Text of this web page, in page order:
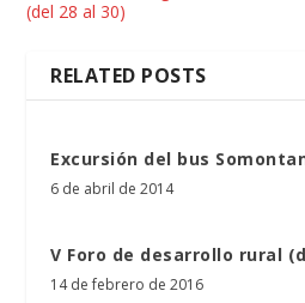
(del 28 al 30)
RELATED POSTS
Excursión del bus
6 de abril de 2014
V Foro de desarrollo rural
14 de febrero de 2016